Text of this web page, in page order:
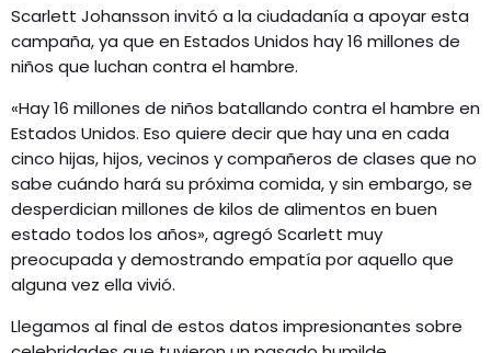
Scarlett Johansson invitó a la ciudadanía a apoyar esta
campaña, ya que en Estados Unidos hay 16 millones de
niños que luchan contra el hambre.
«Hay 16 millones de niños batallando contra el hambre en
Estados Unidos. Eso quiere decir que hay una en cada
cinco hijas, hijos, vecinos y compañeros de clases que no
sabe cuándo hará su próxima comida, y sin embargo, se
desperdician millones de kilos de alimentos en buen
estado todos los años», agregó Scarlett muy
preocupada y demostrando empatía por aquello que
alguna vez ella vivió.
Llegamos al final de estos datos impresionantes sobre